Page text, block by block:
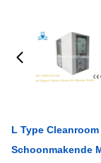
L Type
Schoonmakende